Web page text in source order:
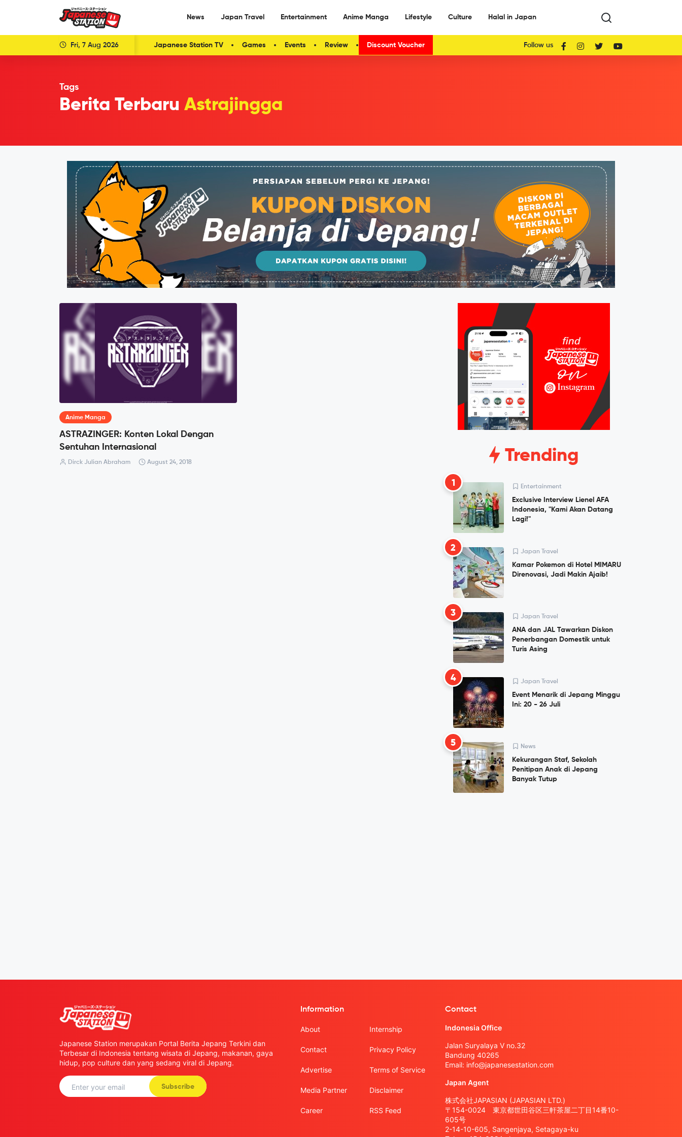
News Japan Travel Entertainment Anime Manga Lifestyle Culture Halal in Japan
Fri, 7 Aug 2026 Japanese Station TV Games Events Review Discount Voucher Follow us
Tags
Berita Terbaru Astrajingga
Anime Manga
ASTRAZINGER: Konten Lokal Dengan
Sentuhan Internasional
Dirck Julian Abraham August 24, 2018 Trending
1 Entertainment
Exclusive Interview Lienel AFA
Indonesia, "Kami Akan Datang
Lagi!"
2 Japan Travel
Kamar Pokemon di Hotel MIMARU
Direnovasi, Jadi Makin Ajaib!
3 Japan Travel
ANA dan JAL Tawarkan Diskon
Penerbangan Domestik untuk
Turis Asing
4 Japan Travel
Event Menarik di Jepang Minggu
Ini: 20 - 26 Juli
5 News
Kekurangan Staf, Sekolah
Penitipan Anak di Jepang
Banyak Tutup
Japanese Station merupakan Portal Berita Jepang Terkini dan
Terbesar di Indonesia tentang wisata di Jepang, makanan, gaya
hidup, pop culture dan yang sedang viral di Jepang.
Subscribe
Information
About
Contact
Advertise
Media Partner
Career
Internship
Privacy Policy
Terms of Service
Disclaimer
RSS Feed
Contact
Indonesia Office
Jalan Suryalaya V no.32
Bandung 40265
Email: info@japanesestation.com
Japan Agent
株式会社JAPASIAN (JAPASIAN LTD.)
〒154-0024 東京都世田谷区三軒茶屋二丁目14番10-
605号
2-14-10-605, Sangenjaya, Setagaya-ku